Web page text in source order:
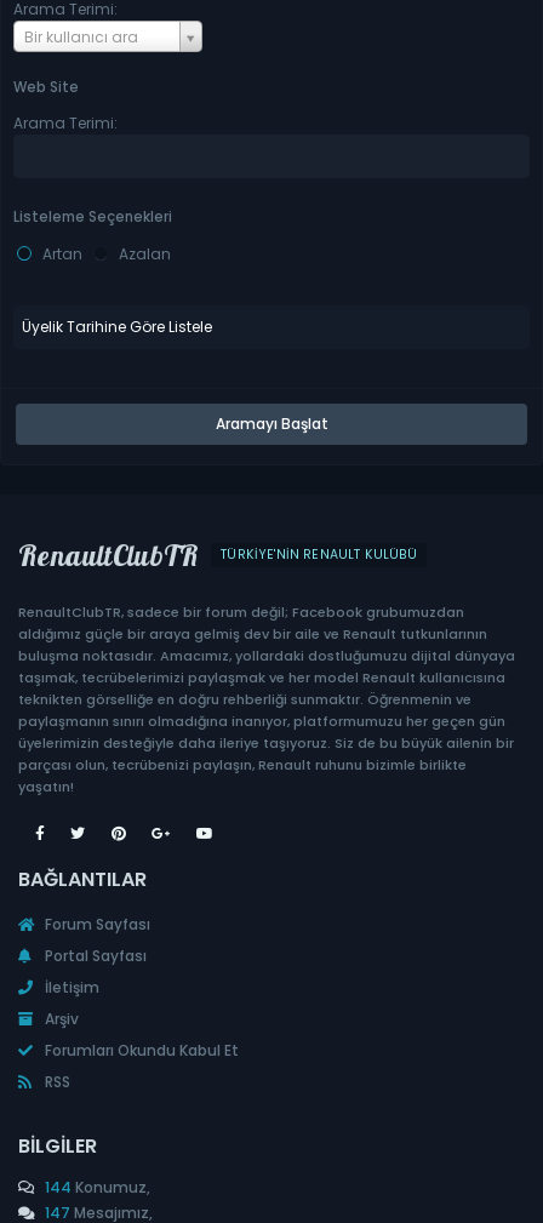
Arama Terimi:
Bir kullanıcı ara
K
u
l
a
ı
A
d
Web Site
Arama Terimi:
Listeleme Seçenekleri
Artan Azalan
RenaultClubTR TÜRKIYE'NIN RENAULT KULÜBÜ
RenaultClubTR, sadece bir forum değil; Facebook grubumuzdan
aldığımız güçle bir araya gelmiş dev bir aile ve Renault tutkunlarının
buluşma noktasıdır. Amacımız, yollardaki dostluğumuzu dijital dünyaya
taşımak, tecrübelerimizi paylaşmak ve her model Renault kullanıcısına
teknikten görselliğe en doğru rehberliği sunmaktır. Öğrenmenin ve
paylaşmanın sınırı olmadığına inanıyor, platformumuzu her geçen gün
üyelerimizin desteğiyle daha ileriye taşıyoruz. Siz de bu büyük ailenin bir
parçası olun, tecrübenizi paylaşın, Renault ruhunu bizimle birlikte
yaşatın!
BAĞLANTILAR
Forum Sayfası
Portal Sayfası
İletişim
Arşiv
Forumları Okundu Kabul Et
RSS
BILGILER
144 Konumuz,
147 Mesajımız,